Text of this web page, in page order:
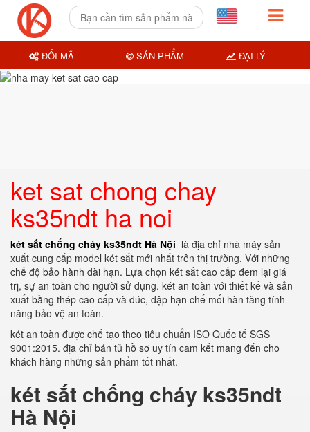
ket sat chong chay
ks35ndt ha noi
két sắt chống cháy ks35ndt Hà Nội là địa chỉ nhà máy sản
xuất cung cấp model két sắt mới nhất trên thị trường. Với những
chế độ bảo hành dài hạn. Lựa chọn két sắt cao cấp đem lại giá
trị, sự an toàn cho người sử dụng. két an toàn với thiết kế và sản
xuất bằng thép cao cấp và đúc, dập hạn chế mối hàn tăng tính
năng bảo vệ an toàn.
két an toàn được chế tạo theo tiêu chuẩn ISO Quốc tế SGS
9001:2015. địa chỉ bán tủ hồ sơ uy tín cam kết mang đến cho
khách hàng những sản phẩm tốt nhất.
két sắt chống cháy ks35ndt
Hà Nội
ĐỔI MÃ SẢN PHẨM ĐẠI LÝ